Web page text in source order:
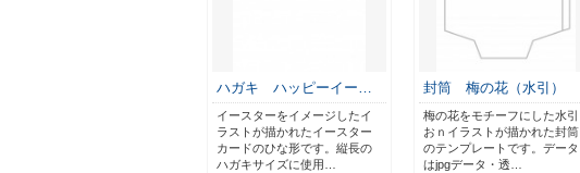
ハガキ ハッピーイー…
イースターをイメージしたイ
ラストが描かれたイースター
カードのひな形です。縦長の
ハガキサイズに使用…
封筒 梅の花（水引）
梅の花をモチーフにした水引
おｎイラストが描かれた封筒
のテンプレートです。データ
はjpgデータ・透…